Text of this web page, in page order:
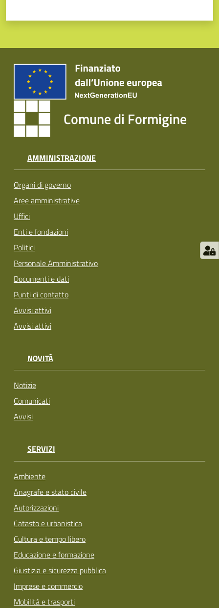
Tutti
argomenti...
Seguici
su
Comune di Formigine
AMMINISTRAZIONE
Organi di governo
Aree amministrative
Uffici
Enti e fondazioni
Politici
Personale Amministrativo
Documenti e dati
Punti di contatto
Avvisi attivi
Avvisi attivi
NOVITÀ
Notizie
Comunicati
Avvisi
SERVIZI
Ambiente
Anagrafe e stato civile
Autorizzazioni
Catasto e urbanistica
Cultura e tempo libero
Educazione e formazione
Giustizia e sicurezza pubblica
Imprese e commercio
Mobilità e trasporti